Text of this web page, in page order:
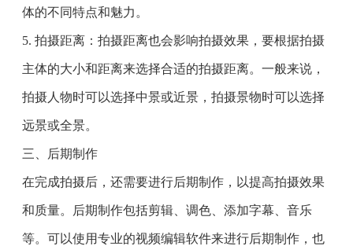
体的不同特点和魅力。
5. 拍摄距离：拍摄距离也会影响拍摄效果，要根据拍摄
主体的大小和距离来选择合适的拍摄距离。一般来说，
拍摄人物时可以选择中景或近景，拍摄景物时可以选择
远景或全景。
三、后期制作
在完成拍摄后，还需要进行后期制作，以提高拍摄效果
和质量。后期制作包括剪辑、调色、添加字幕、音乐
等。可以使用专业的视频编辑软件来进行后期制作，也